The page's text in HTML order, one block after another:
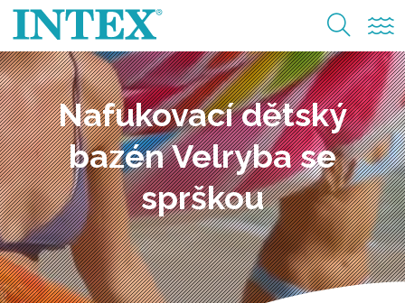
Nafukovací dětský
bazén Velryba se
sprškou